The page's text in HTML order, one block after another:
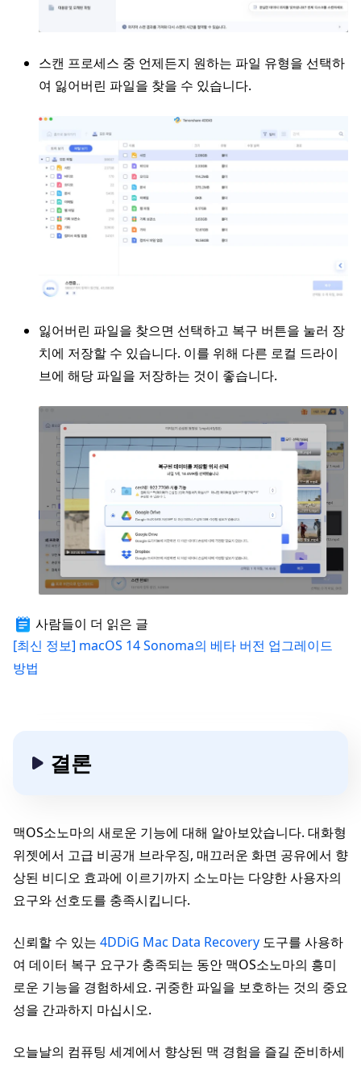
스캔 프로세스 중 언제든지 원하는 파일 유형을 선택하
여 잃어버린 파일을 찾을 수 있습니다.
잃어버린 파일을 찾으면 선택하고 복구 버튼을 눌러 장
치에 저장할 수 있습니다. 이를 위해 다른 로컬 드라이
브에 해당 파일을 저장하는 것이 좋습니다.
사람들이 더 읽은 글
[최신 정보] macOS 14 Sonoma의 베타 버전 업그레이드
방법
결론
맥OS소노마의 새로운 기능에 대해 알아보았습니다. 대화형
위젯에서 고급 비공개 브라우징, 매끄러운 화면 공유에서 향
상된 비디오 효과에 이르기까지 소노마는 다양한 사용자의
요구와 선호도를 충족시킵니다.
신뢰할 수 있는 4DDiG Mac Data Recovery 도구를 사용하
여 데이터 복구 요구가 충족되는 동안 맥OS소노마의 흥미
로운 기능을 경험하세요. 귀중한 파일을 보호하는 것의 중요
성을 간과하지 마십시오.
오늘날의 컴퓨팅 세계에서 향상된 맥 경험을 즐길 준비하세